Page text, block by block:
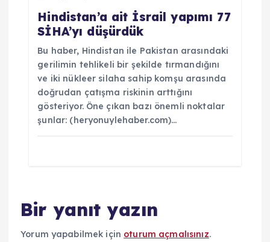
Hindistan’a ait İsrail yapımı 77
SİHA’yı düşürdük
Bu haber, Hindistan ile Pakistan arasındaki
gerilimin tehlikeli bir şekilde tırmandığını
ve iki nükleer silaha sahip komşu arasında
doğrudan çatışma riskinin arttığını
gösteriyor. Öne çıkan bazı önemli noktalar
şunlar: (heryonuylehaber.com)…
Bir yanıt yazın
Yorum yapabilmek için oturum açmalısınız.